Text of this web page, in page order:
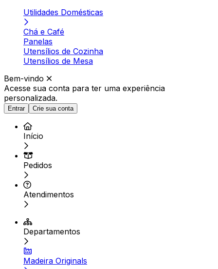
Utilidades Domésticas
Chá e Café
Panelas
Utensílios de Cozinha
Utensílios de Mesa
Bem-vindo
Acesse sua conta para ter uma experiência
personalizada.
Entrar Crie sua conta
Início
Pedidos
Atendimentos
Departamentos
Madeira Originals